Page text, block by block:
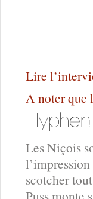
Lire
A noter que
Les Niçois
l’impression
scotcher
Puss monte